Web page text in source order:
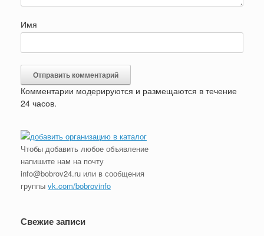
Имя
Комментарии модерируются и размещаются в течение
24 часов.
Чтобы добавить любое объявление
напишите нам на почту
info@bobrov24.ru или в сообщения
группы vk.com/bobrovinfo
Свежие записи